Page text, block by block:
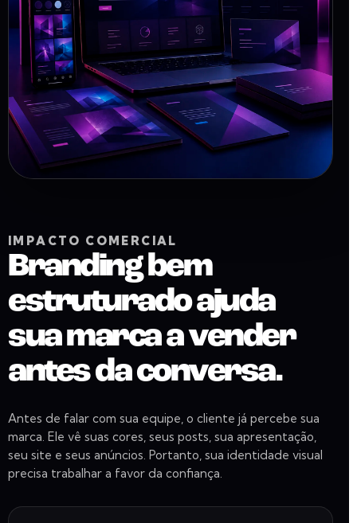
IMPACTO COMERCIAL
Branding bem
estruturado ajuda
sua marca a vender
antes da conversa.
Antes de falar com sua equipe, o cliente já percebe sua
marca. Ele vê suas cores, seus posts, sua apresentação,
seu site e seus anúncios. Portanto, sua identidade visual
precisa trabalhar a favor da confiança.